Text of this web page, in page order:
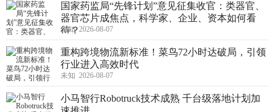
国家药监局“先锋计划”意见征集收官：类器官、
器官芯片成焦点，科学家、企业、资本如何看
待？
未知 2026-08-07
重构跨境物流新标准！菜鸟72小时达破局，引领
行业进入高效时代
未知 2026-08-07
小马智行Robotruck技术成熟 千台级落地计划加